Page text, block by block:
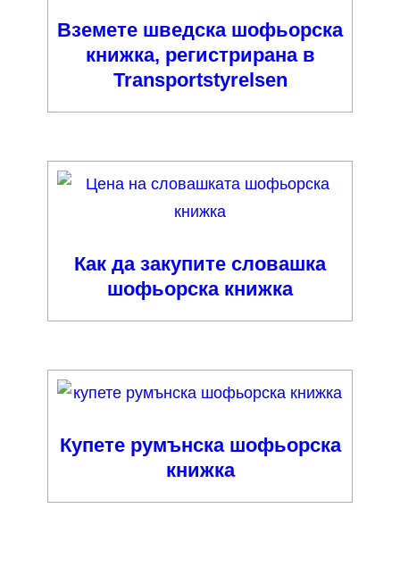
Вземете шведска шофьорска
книжка, регистрирана в
Transportstyrelsen
Как да закупите словашка
шофьорска книжка
Купете румънска шофьорска
книжка